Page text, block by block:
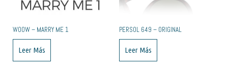
WOOW – MARRY ME 1
Leer Más
PERSOL 649 – ORIGINAL
Leer Más